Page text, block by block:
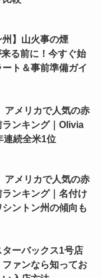
州】山火事の煙
来る前に！今すぐ始
ト＆事前準備ガイ
アメリカで人気の赤
ランキング｜Olivia
連続全米1位
アメリカで人気の赤
ンキング｜名付け
シントン州の傾向も
ーバックス1号店
ァンなら知ってお